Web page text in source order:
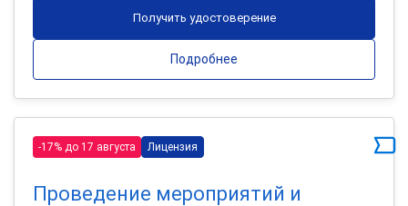
Получить удостоверение
Подробнее
-17% до 17 августа Лицензия
Проведение мероприятий и